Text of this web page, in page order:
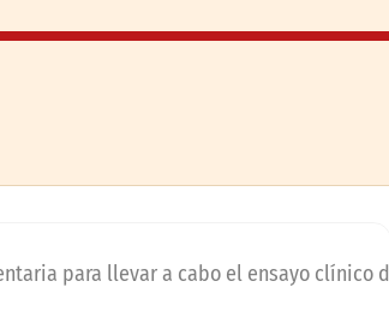
para llevar a cabo el ensayo clínico d